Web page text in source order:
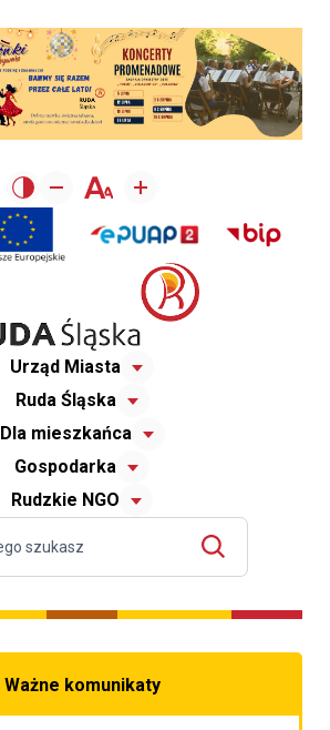
Urząd Miasta
Ruda Śląska
Dla mieszkańca
Gospodarka
Rudzkie NGO
Ważne komunikaty